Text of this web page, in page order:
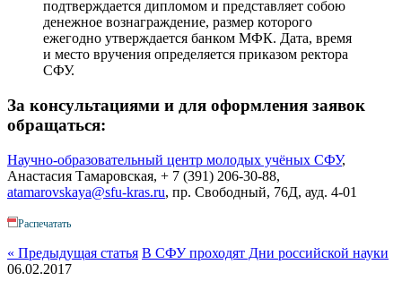
подтверждается дипломом и представляет собою
денежное вознаграждение, размер которого
ежегодно утверждается банком МФК. Дата, время
и место вручения определяется приказом ректора
СФУ.
За консультациями и для оформления заявок
обращаться:
Научно-образовательный центр молодых учёных СФУ,
Анастасия Тамаровская, + 7 (391) 206-30-88,
atamarovskaya@sfu-kras.ru, пр. Свободный, 76Д, ауд. 4-01
Распечатать
« Предыдущая статья В СФУ проходят Дни российской науки
06.02.2017